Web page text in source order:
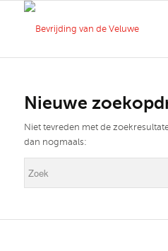
Nieuwe
Niet tevreden met de
dan nogmaals: